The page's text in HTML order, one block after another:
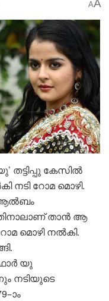
AA
തട്ടിപ്പു കേസിൽ
നടി റോമ മൊഴി.
ആൽബം
താൻ ആ
മൊഴി നൽകി.
യു
നടിയുടെ